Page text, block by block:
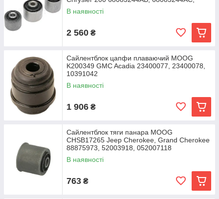
68083244AD
В наявності
2 560 ₴
Сайлентблок цапфи плаваючий MOOG
K200349 GMC Acadia 23400077, 23400078,
10391042
В наявності
1 906 ₴
Сайлентблок тяги панара MOOG
CHSB17265 Jeep Cherokee, Grand Cherokee
88875973, 52003918, 052007118
В наявності
763 ₴